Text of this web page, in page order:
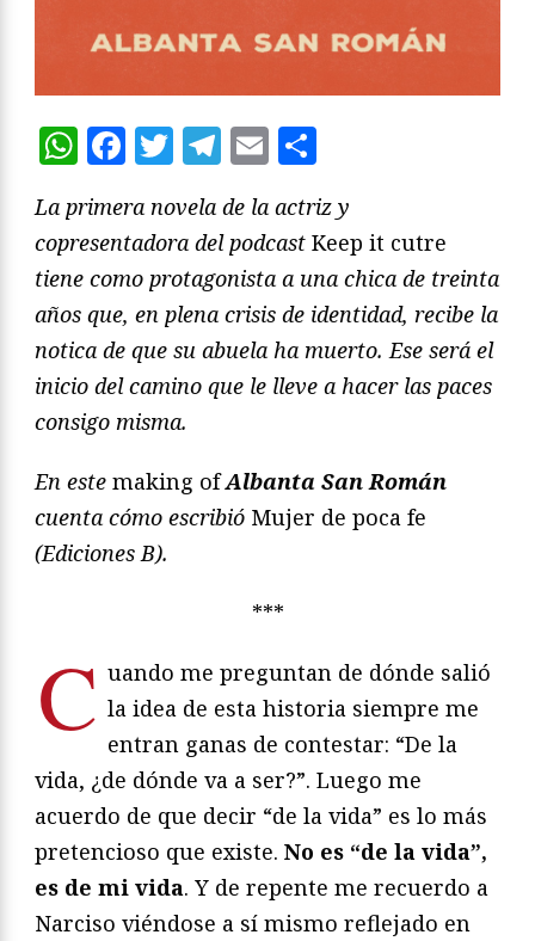
WhatsApp
Facebook
Twitter
Telegram
Email
La primera novela de la actriz y
copresentadora del podcast Keep it cutre
tiene como protagonista a una chica de treinta
años que, en plena crisis de identidad, recibe la
notica de que su abuela ha muerto. Ese será el
inicio del camino que le lleve a hacer las paces
consigo misma.
En este making ofAlbanta San Román
cuenta cómo escribió Mujer de poca fe
(Ediciones B).
***
C uando me preguntan de dónde salió
la idea de esta historia siempre me
entran ganas de contestar: “De la
vida, ¿de dónde va a ser?”. Luego me
acuerdo de que decir “de la vida” es lo más
pretencioso que existe. No es “de la vida”,
es de mi vida. Y de repente me recuerdo a
Narciso viéndose a sí mismo reflejado en